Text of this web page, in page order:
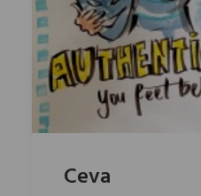
Ceva